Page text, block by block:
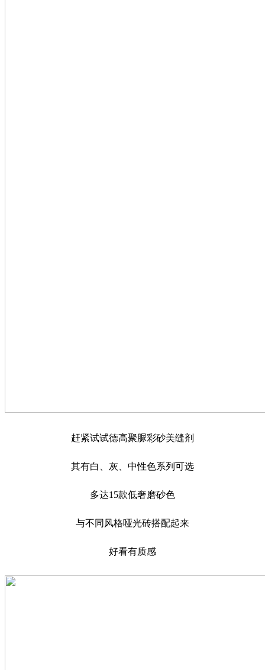
赶紧试试德高聚脲彩砂美缝剂
其有白、灰、中性色系列可选
多达15款低奢磨砂色
与不同风格哑光砖搭配起来
好看有质感